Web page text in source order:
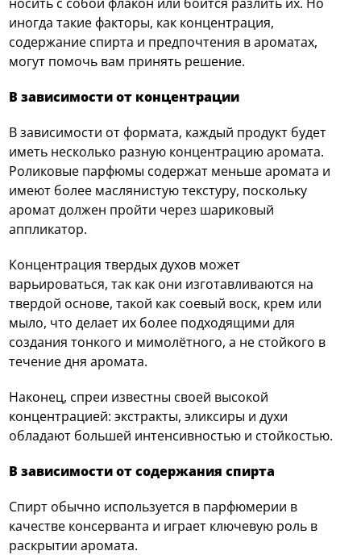
иногда такие факторы, как концентрация,
содержание спирта и предпочтения в ароматах,
могут помочь вам принять решение.
В зависимости от концентрации
В зависимости от формата, каждый продукт будет
иметь несколько разную концентрацию аромата.
Роликовые парфюмы содержат меньше аромата и
имеют более маслянистую текстуру, поскольку
аромат должен пройти через шариковый
аппликатор.
Концентрация твердых духов может
варьироваться, так как они изготавливаются на
твердой основе, такой как соевый воск, крем или
мыло, что делает их более подходящими для
создания тонкого и мимолётного, а не стойкого в
течение дня аромата.
Наконец, спреи известны своей высокой
концентрацией: экстракты, эликсиры и духи
обладают большей интенсивностью и стойкостью.
В зависимости от содержания спирта
Спирт обычно используется в парфюмерии в
качестве консерванта и играет ключевую роль в
раскрытии аромата.